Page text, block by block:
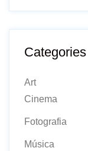
Categories
Art
Cinema
Fotografia
Música